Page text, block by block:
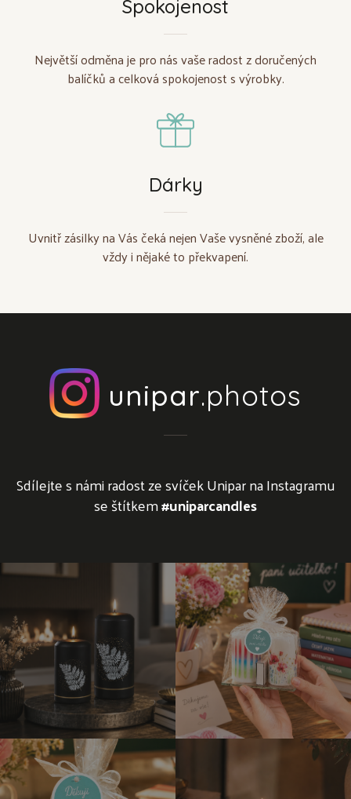
Spokojenost
Největší odměna je pro nás vaše radost z doručených
balíčků a celková spokojenost s výrobky.
Dárky
Uvnitř zásilky na Vás čeká nejen Vaše vysněné zboží, ale
vždy i nějaké to překvapení.
unipar.photos
Sdílejte s námi radost ze svíček Unipar na Instagramu
se štítkem#uniparcandles